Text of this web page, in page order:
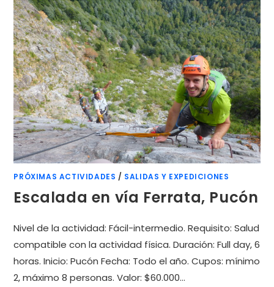
PRÓXIMAS ACTIVIDADES / SALIDAS Y EXPEDICIONES
Escalada en vía Ferrata, Pucón
Nivel de la actividad: Fácil-intermedio. Requisito: Salud
compatible con la actividad física. Duración: Full day, 6
horas. Inicio: Pucón Fecha: Todo el año. Cupos: mínimo
2, máximo 8 personas. Valor: $60.000…